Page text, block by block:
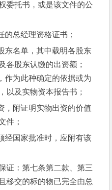
委托书，或是该文件的公
总经理资格证书；
东名单，其中载明各股东
各股东认缴的出资额；
作为此种确定的依据或为
以及实物资本报告书；
附证明实物出资的价值
件；
经国家批准时，应附有该
证：第七条第二款、第三
移交的标的物已完全由总